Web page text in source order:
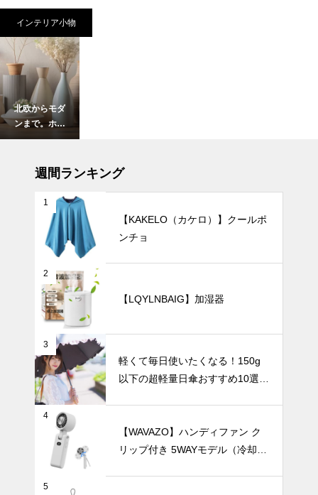
インテリア小物
北欧からモダ
ンまで。ホワ
イト花瓶で楽
インテリア、
シンプルで美
しい暮らし。
北欧花瓶がつ
くる上質イン
テリア。
インテリア小物
花とアートを
楽しむ暮ら
し。人体モチ
ーフ花瓶が作
る新しいイン
暑さ対策
週間ランキング
1
【KAKELO（カケロ）】クールポ
ンチョ
2
【LQYLNBAIG】加湿器
3
軽くて毎日使いたくなる！150g
以下の超軽量日傘おすすめ10選
4
【WAVAZO】ハンディファン ク
リップ付き 5WAYモデル（冷却プ
5